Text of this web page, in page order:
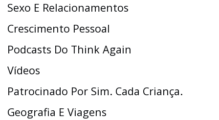
Sexo E Relacionamentos
Crescimento Pessoal
Podcasts Do Think Again
Vídeos
Patrocinado Por Sim. Cada Criança.
Geografia E Viagens